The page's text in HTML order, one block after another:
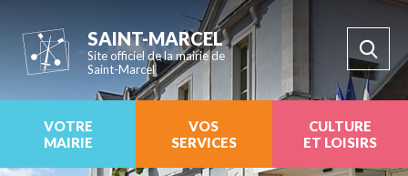
SAINT-MARCEL
Site officiel de la mairie de
Saint-Marcel
VOTRE
MAIRIE
VOS
SERVICES
CULTURE
ET LOISIRS